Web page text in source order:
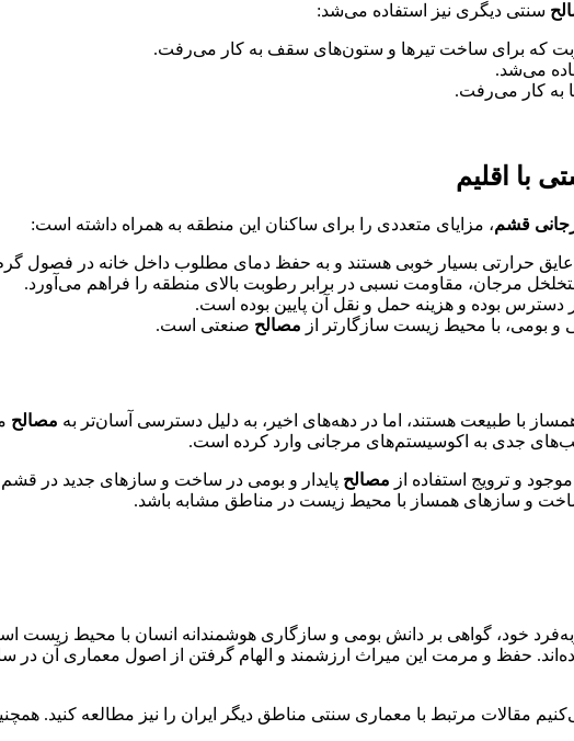
سنتی دیگری نیز استفاده می‌شد:
که برای ساخت تیرها و ستون‌های سقف به کار می‌رفت.
می‌شد.
به کار می‌رفت.
با اقلیم
قشم، مزایای متعددی را برای ساکنان این منطقه به همراه داشته است:
حرارتی بسیار خوبی هستند و به حفظ دمای مطلوب داخل خانه در فصول
مرجان، مقاومت نسبی در برابر رطوبت بالای منطقه را فراهم می‌آورد.
دسترس بوده و هزینه حمل و نقل آن پایین بوده است.
و بومی، با محیط زیست سازگارتر از مصالح صنعتی است.
با طبیعت هستند، اما در دهه‌های اخیر، به دلیل دسترسی آسان‌تر به مصالح
جدی به اکوسیستم‌های مرجانی وارد کرده است.
موجود و ترویج استفاده از مصالح پایدار و بومی در ساخت و سازهای جدید در
و سازهای همساز با محیط زیست در مناطق مشابه باشد.
خود، گواهی بر دانش بومی و سازگاری هوشمندانه انسان با محیط زیست است.
حفظ و مرمت این میراث ارزشمند و الهام گرفتن از اصول معماری آن در
مقالات مرتبط با معماری سنتی مناطق دیگر ایران را نیز مطالعه کنید.